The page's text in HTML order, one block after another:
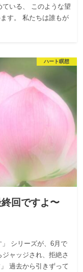
いる、 このような望
す。 私たちは誰もが
ハート瞑想
回ですよ〜
シリーズが、6月で
ャッジされ、拒絶さ
過去から引きずって